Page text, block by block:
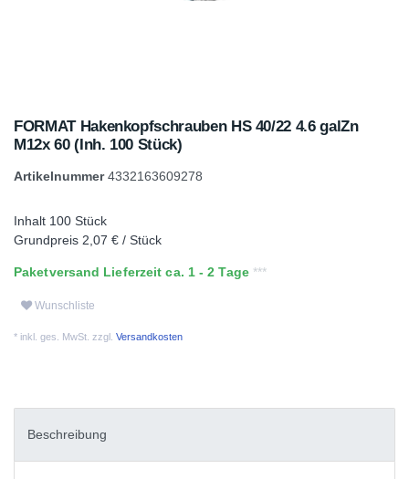
FORMAT Hakenkopfschrauben HS 40/22 4.6 galZn
M12x 60 (Inh. 100 Stück)
Artikelnummer4332163609278
Inhalt 100 Stück
Grundpreis 2,07 € / Stück
Paketversand Lieferzeit ca. 1 - 2 Tage
Wunschliste
* inkl. ges. MwSt. zzgl. Versandkosten
Beschreibung